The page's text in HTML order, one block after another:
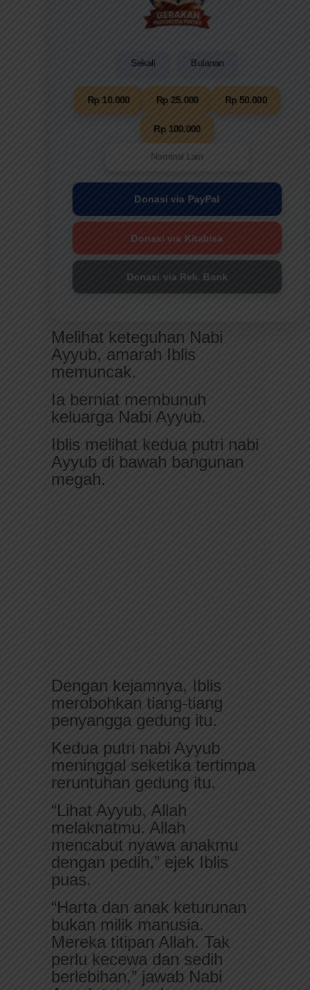
Sekali Bulanan
Rp 10.000 Rp 25.000 Rp 50.000
Rp 100.000
Donasi via PayPal
Donasi via Kitabisa
Donasi via Rek. Bank
Melihat keteguhan Nabi
Ayyub, amarah Iblis
memuncak.
Ia berniat membunuh
keluarga Nabi Ayyub.
Iblis melihat kedua putri nabi
Ayyub di bawah bangunan
megah.
Dengan kejamnya, Iblis
merobohkan tiang-tiang
penyangga gedung itu.
Kedua putri nabi Ayyub
meninggal seketika tertimpa
reruntuhan gedung itu.
“Lihat Ayyub, Allah
melaknatmu. Allah
mencabut nyawa anakmu
dengan pedih,” ejek Iblis
puas.
“Harta dan anak keturunan
bukan milik manusia.
Mereka titipan Allah. Tak
perlu kecewa dan sedih
berlebihan,” jawab Nabi